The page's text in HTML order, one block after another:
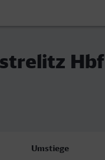
Hbf
Umstiege